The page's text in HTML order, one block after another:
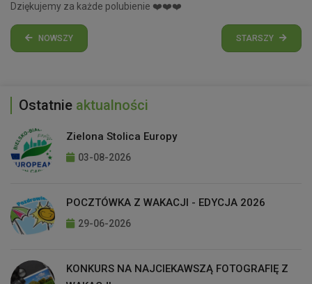
Dziękujemy za każde polubienie ❤️❤️❤️
NOWSZY STARSZY
Ostatnie aktualności
Zielona Stolica Europy
03-08-2026
POCZTÓWKA Z WAKACJI - EDYCJA 2026
29-06-2026
KONKURS NA NAJCIEKAWSZĄ FOTOGRAFIĘ Z